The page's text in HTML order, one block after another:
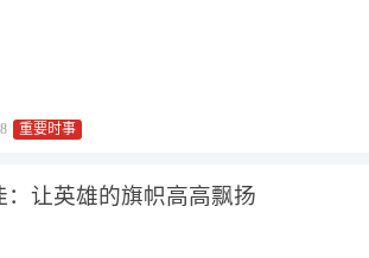
重要时事
：让英雄的旗帜高高飘扬